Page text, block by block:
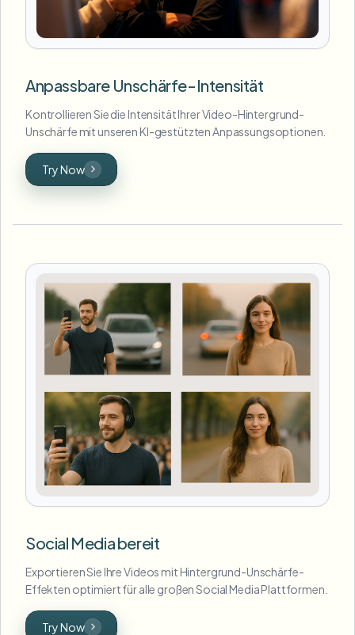
Anpassbare Unschärfe-Intensität
Kontrollieren Sie die Intensität Ihrer Video-Hintergrund-
Unschärfe mit unseren KI-gestützten Anpassungsoptionen.
Try Now
Social Media bereit
Exportieren Sie Ihre Videos mit Hintergrund-Unschärfe-
Effekten optimiert für alle großen Social Media Plattformen.
Try Now